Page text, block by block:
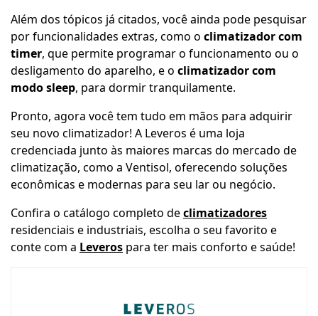
Além dos tópicos já citados, você ainda pode pesquisar
por funcionalidades extras, como o climatizador com
timer, que permite programar o funcionamento ou o
desligamento do aparelho, e o climatizador com
modo sleep, para dormir tranquilamente.
Pronto, agora você tem tudo em mãos para adquirir
seu novo climatizador! A Leveros é uma loja
credenciada junto às maiores marcas do mercado de
climatização, como a Ventisol, oferecendo soluções
econômicas e modernas para seu lar ou negócio.
Confira o catálogo completo declimatizadores
residenciais e industriais, escolha o seu favorito e
conte com a Leveros para ter mais conforto e saúde!